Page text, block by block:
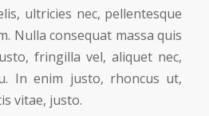
ultricies nec, pellentesque
Nulla consequat massa quis
fringilla vel, aliquet nec,
In enim justo, rhoncus ut,
vitae, justo.